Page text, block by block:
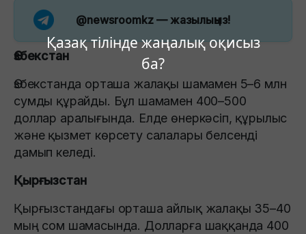
Қазақ тілінде жаңалық оқисыз
ба?
@newsroomkz — жазылыңыз!
Өзбекстан
Өзбекстанда орташа жалақы шамамен 5–6 млн
сумды құрайды. Бұл шамамен 400–500
доллар аралығында. Елде өнеркәсіп, құрылыс
және қызмет көрсету салалары белсенді
дамып келеді.
Қырғызстан
Қырғызстандағы орташа айлық жалақы 35–40
мың сом шамасында. Долларға шаққанда 400